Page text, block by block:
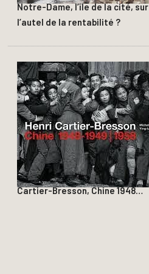
Notre-Dame, l’île de la cité, sur
l’autel de la rentabilité ?
Cartier-Bresson, Chine 1948…